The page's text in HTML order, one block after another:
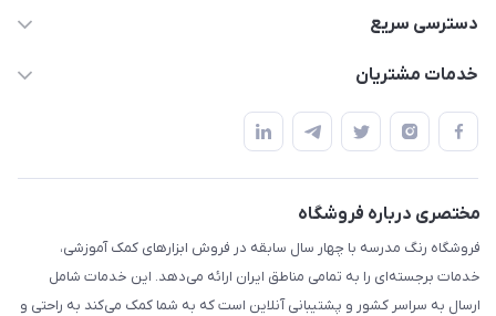
02136781755
دسترسی سریع
پلنر و دفتر
استایل معلم و دانش آموز
بازی و نمایش
تزئین کلاس
طرح های تشویقی
گیفت ها و جوایز
خدمات مشتریان
قوانین و مقررات
حریم خصوصی
مختصری درباره فروشگاه
فروشگاه رنگ مدرسه با چهار سال سابقه در فروش ابزارهای کمک آموزشی،
خدمات برجسته‌ای را به تمامی مناطق ایران ارائه می‌دهد. این خدمات شامل
ارسال به سراسر کشور و پشتیبانی آنلاین است که به شما کمک می‌کند به راحتی و